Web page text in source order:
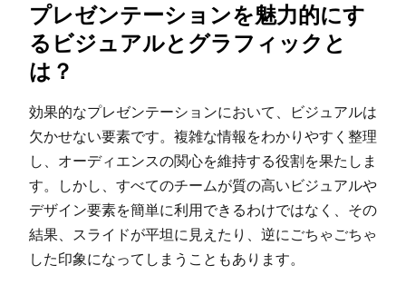
プレゼンテーションを魅力的にす
るビジュアルとグラフィックと
は？
効果的なプレゼンテーションにおいて、ビジュアルは
欠かせない要素です。複雑な情報をわかりやすく整理
し、オーディエンスの関心を維持する役割を果たしま
す。しかし、すべてのチームが質の高いビジュアルや
デザイン要素を簡単に利用できるわけではなく、その
結果、スライドが平坦に見えたり、逆にごちゃごちゃ
した印象になってしまうこともあります。